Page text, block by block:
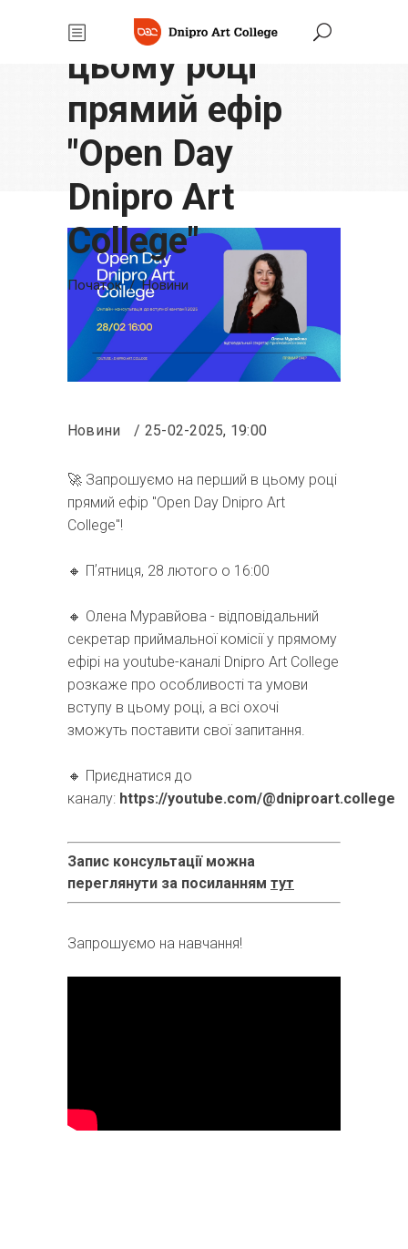
перший в
цьому році
прямий ефір
"Open Day
Dnipro Art
College"
Початок/Новини
Новини 25-02-2025, 19:00
🚀 Запрошуємо на перший в цьому році
прямий ефір "Open Day Dnipro Art
College"!
🔸️ Пʼятниця, 28 лютого о 16:00
🔸️ Олена Муравйова - відповідальний
секретар приймальної комісії у прямому
ефірі на youtube-каналі Dnipro Art College
розкаже про особливості та умови
вступу в цьому році, а всі охочі
зможуть поставити свої запитання.
🔸️ Приєднатися до
каналу: https://youtube.com/@dniproart.college
Запис консультації можна
переглянути за посиланням тут
Запрошуємо на навчання!